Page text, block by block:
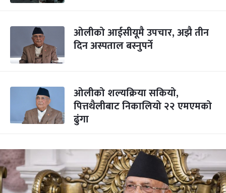
ओलीको आईसीयूमै उपचार, अझै तीन
दिन अस्पताल बस्नुपर्ने
ओलीको शल्यक्रिया सकियो,
पित्तथैलीबाट निकालियो २२ एमएमको
ढुंगा